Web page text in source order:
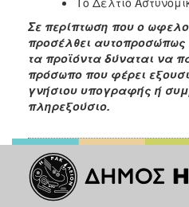
ΤΟΠΟΣ
ΠΟΛΙΤΙΣΜΟΣ
Σε περίπτωση που ο
προσέλθει αυτοπροσώπως
τα προϊόντα δύναται να
πρόσωπο που φέρει
γνήσιου υπογραφής ή
πληρεξούσιο.